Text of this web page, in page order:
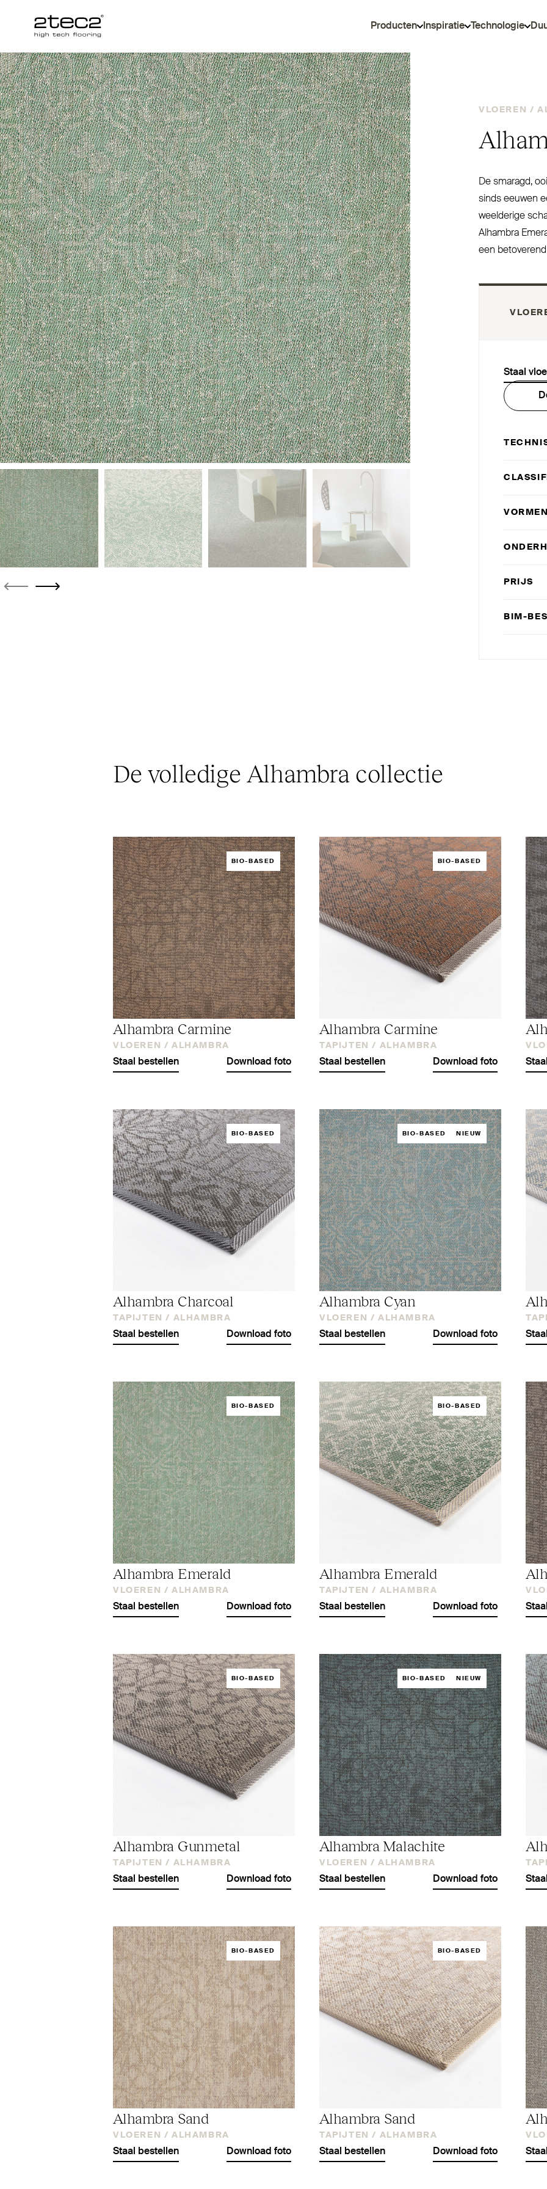
Primary Producten Inspiratie Technologie
VLOEREN /
De smaragd,
sinds eeuwen
weelderige
Alhambra
een
Staal
PRIJS
BIM-
De volledige Alhambra collectie
BIO-BASED
Alhambra Carmine
VLOEREN / ALHAMBRA
Staal bestellen Download foto
BIO-BASED
Alhambra Carmine
TAPIJTEN / ALHAMBRA
Staal bestellen Download foto
BIO-BASED
Alhambra Charcoal
TAPIJTEN / ALHAMBRA
Staal bestellen Download foto
BIO-BASED NIEUW
Alhambra Cyan
VLOEREN / ALHAMBRA
Staal bestellen Download foto
BIO-BASED
Alhambra Emerald
VLOEREN / ALHAMBRA
Staal bestellen Download foto
BIO-BASED
Alhambra Emerald
TAPIJTEN / ALHAMBRA
Staal bestellen Download foto
BIO-BASED
Alhambra Gunmetal
TAPIJTEN / ALHAMBRA
Staal bestellen Download foto
BIO-BASED NIEUW
Alhambra Malachite
VLOEREN / ALHAMBRA
Staal bestellen Download foto
BIO-BASED
Alhambra Sand
VLOEREN / ALHAMBRA
Staal bestellen Download foto
BIO-BASED
Alhambra Sand
TAPIJTEN / ALHAMBRA
Staal bestellen Download foto